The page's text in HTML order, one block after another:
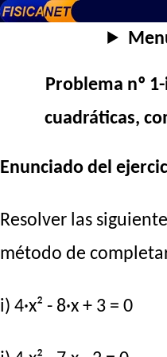
Problema nº
cuadráticas,
Enunciado del
Resolver las
método de
i) 4·x² - 8·x + 3 = 0